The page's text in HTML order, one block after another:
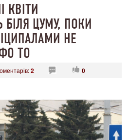
КВІТИ
ЦУМУ, ПОКИ
НЕ
ТО
2 0